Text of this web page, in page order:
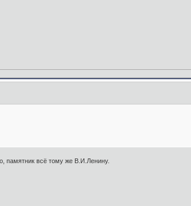
памятник всё тому же В.И.Ленину.